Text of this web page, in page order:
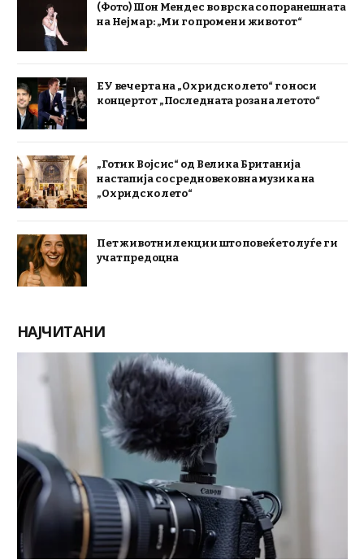
(Фото) Шон Мендес во врска со поранешната
на Нејмар: „Ми го промени животот“
ЕУ вечерта на „Охридско лето“ го носи
концертот „Последната роза на летото“
„Готик Војсис“ од Велика Британија
настапија со средновековна музика на
„Охридско лето“
Пет животни лекции што повеќето луѓе ги
учат предоцна
НАЈЧИТАНИ